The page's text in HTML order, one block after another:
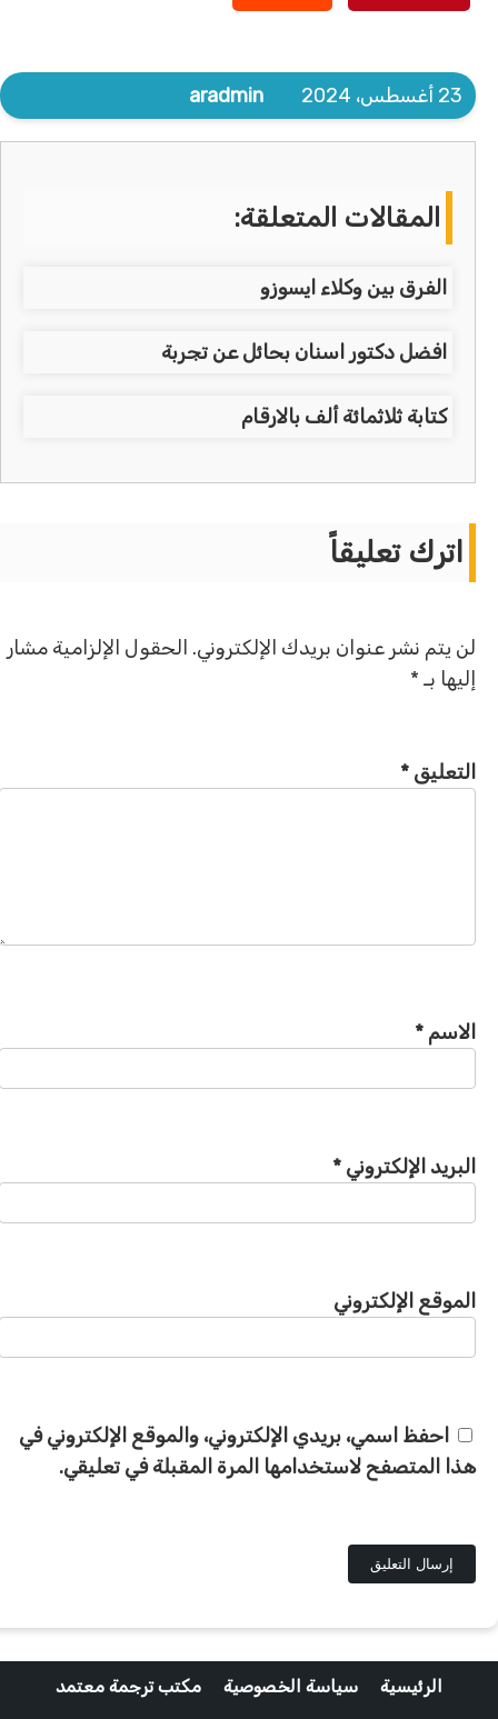
23 أغسطس، 2024 aradmin
المقالات المتعلقة:
الفرق بين وكلاء ايسوزو
افضل دكتور اسنان بحائل عن تجربة
كتابة ثلاثمائة ألف بالارقام
اترك تعليقاً
لن يتم نشر عنوان بريدك الإلكتروني. الحقول الإلزامية مشار
إليها بـ *
التعليق*
الاسم*
البريد الإلكتروني*
الموقع الإلكتروني
احفظ اسمي، بريدي الإلكتروني، والموقع الإلكتروني في
هذا المتصفح لاستخدامها المرة المقبلة في تعليقي.
الرئيسية سياسة الخصوصية مكتب ترجمة معتمد